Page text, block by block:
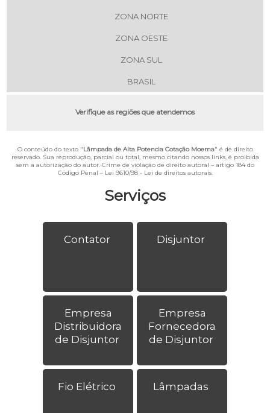
Serviços
Contator Disjuntor
Empresa
Distribuidora
de Disjuntor
Empresa
Fornecedora
de Disjuntor
Fio Elétrico Lâmpadas
ZONA NORTE
ZONA OESTE
ZONA SUL
BRASIL
Verifique as regiões que atendemos
O conteúdo do texto "Lâmpada de Alta Potencia Cotação Moema" é de direito
reservado. Sua reprodução, parcial ou total, mesmo citando nossos links, é proibida
sem a autorização do autor. Crime de violação de direito autoral – artigo 184 do
Código Penal – Lei 9610/98 - Lei de direitos autorais.